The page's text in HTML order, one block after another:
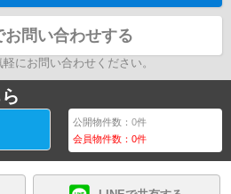
お問い合わせする
にお問い合わせください。
公開物件数：0件
会員物件数：0件